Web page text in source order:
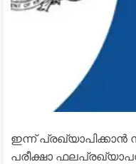
ഇന്ന് പ്രഖ്യാപിക്കാൻ
പരീക്ഷാ